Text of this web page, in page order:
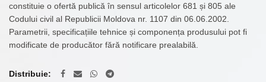
constituie o ofertă publică în sensul articolelor 681 și 805 ale
Codului civil al Republicii Moldova nr. 1107 din 06.06.2002.
Parametrii, specificațiile tehnice și componența produsului pot fi
modificate de producător fără notificare prealabilă.
Distribuie